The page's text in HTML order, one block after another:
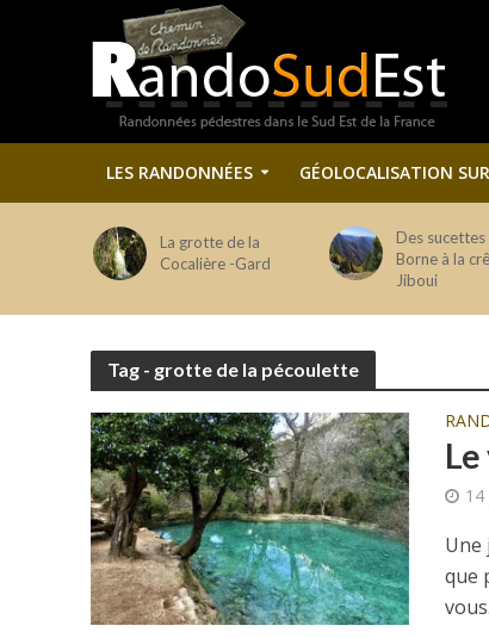
LES RANDONNÉES GÉOLOCALISATION
La grotte de la
Cocalière -Gard
Des sucettes
Borne à la
Jiboui
Tag - grotte de la pécoulette
14
Une
que